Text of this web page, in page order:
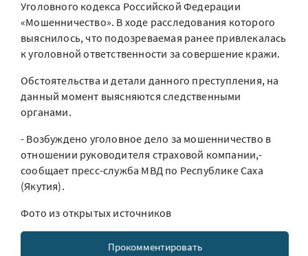
Уголовного кодекса Российской Федерации
«Мошенничество». В ходе расследования которого
выяснилось, что подозреваемая ранее привлекалась
к уголовной ответственности за совершение кражи.
Обстоятельства и детали данного преступления, на
данный момент выясняются следственными
органами.
- Возбуждено уголовное дело за мошенничество в
отношении руководителя страховой компании,-
сообщает пресс-служба МВД по Республике Саха
(Якутия).
Фото из открытых источников
Прокомментировать